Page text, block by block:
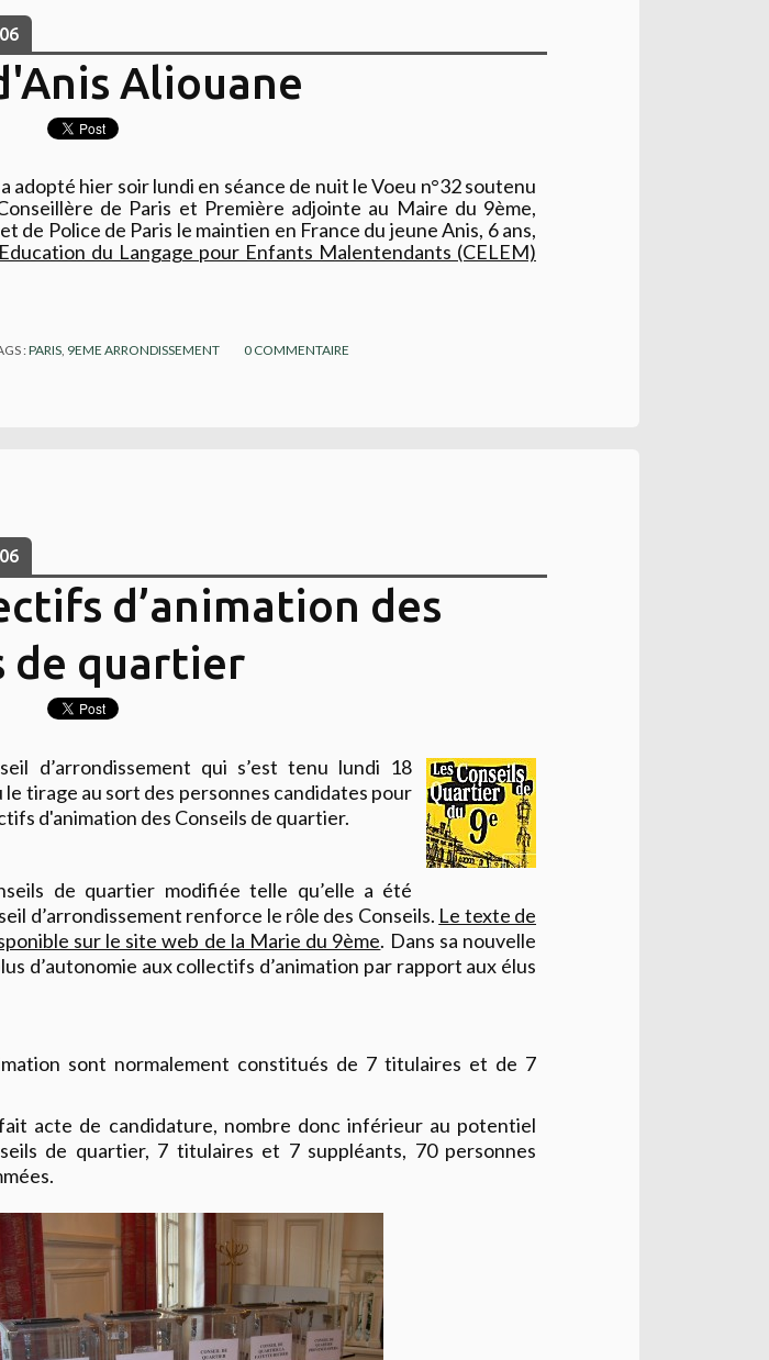
Aliouane
adopté hier soir lundi en séance de nuit le Voeu n°32 soutenu
de Paris et Première adjointe au Maire du 9ème,
de Police de Paris le maintien en France du jeune Anis, 6 ans,
du Langage pour Enfants Malentendants (CELEM)
:PARIS, 9EME ARRONDISSEMENT 0 COMMENTAIRE
d’animation des
de quartier
d’arrondissement qui s’est tenu lundi 18
le tirage au sort des personnes candidates pour
d'animation des Conseils de quartier.
de quartier modifiée telle qu’elle a été
d’arrondissement renforce le rôle des Conseils. Le texte de
sur le site web de la Marie du 9ème. Dans sa nouvelle
d’autonomie aux collectifs d’animation par rapport aux élus
sont normalement constitués de 7 titulaires et de 7
acte de candidature, nombre donc inférieur au potentiel
de quartier, 7 titulaires et 7 suppléants, 70 personnes